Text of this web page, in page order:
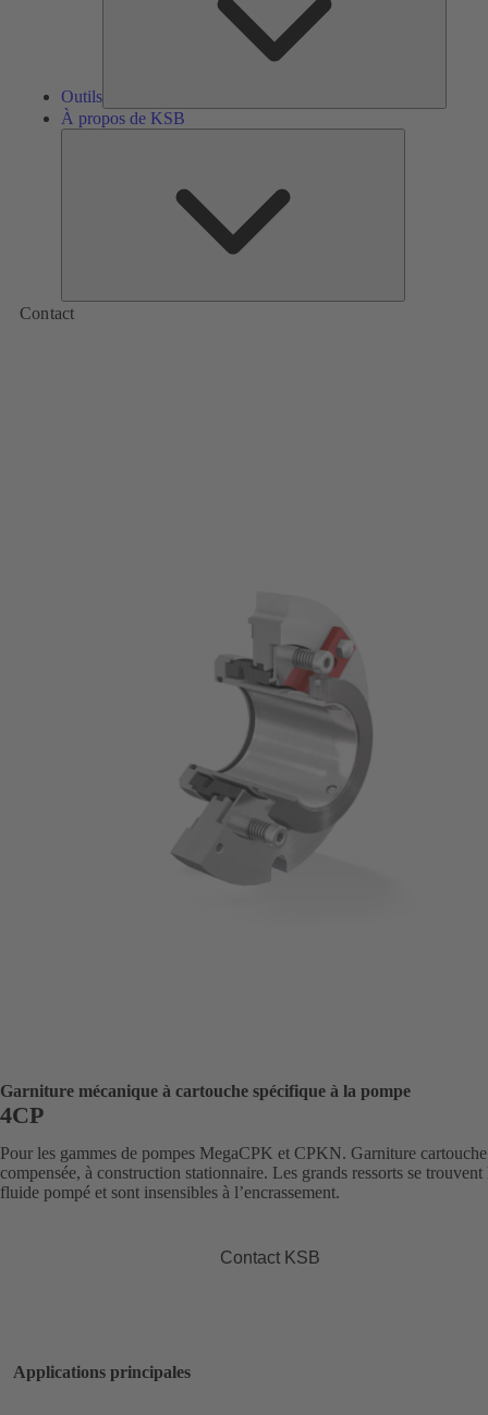
Outils
À propos de KSB
Contact
Garniture mécanique à cartouche spécifique à la pompe
4CP
Pour les gammes de pompes MegaCPK et CPKN. Garniture
compensée, à construction stationnaire. Les grands ressorts se trouvent
fluide pompé et sont insensibles à l’encrassement.
Contact KSB
Applications principales